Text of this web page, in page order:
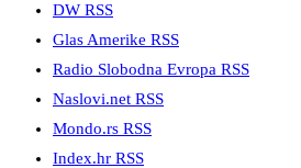
DW RSS
Glas Amerike RSS
Radio Slobodna Evropa RSS
Naslovi.net RSS
Mondo.rs RSS
Index.hr RSS